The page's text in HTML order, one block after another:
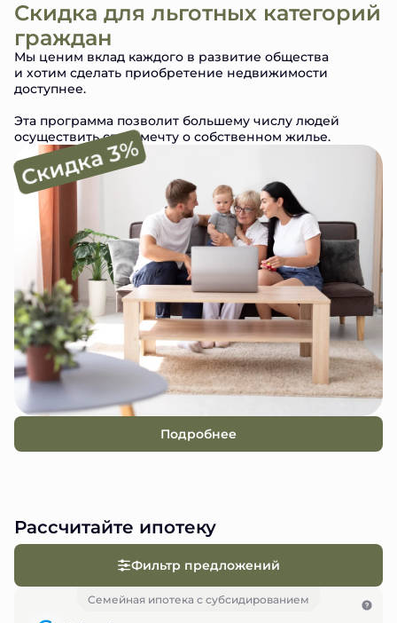
Подробнее
Скидка для льготных категорий
граждан
Мы ценим вклад каждого в развитие общества
и хотим сделать приобретение недвижимости
доступнее.
Эта программа позволит большему числу людей
осуществить свою мечту о собственном жилье.
Скидка 3%
Рассчитайте ипотеку
Фильтр предложений
Семейная ипотека с субсидированием